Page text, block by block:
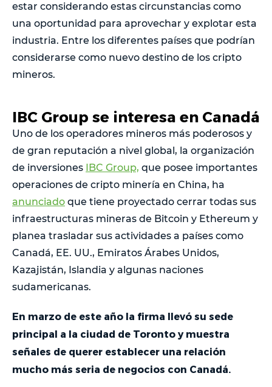
estar considerando estas circunstancias como
una oportunidad para aprovechar y explotar esta
industria. Entre los diferentes países que podrían
considerarse como nuevo destino de los cripto
mineros.
IBC Group se interesa en Canadá
Uno de los operadores mineros más poderosos y
de gran reputación a nivel global, la organización
de inversiones IBC Group, que posee importantes
operaciones de cripto minería en China, ha
anunciado que tiene proyectado cerrar todas sus
infraestructuras mineras de Bitcoin y Ethereum y
planea trasladar sus actividades a países como
Canadá, EE. UU., Emiratos Árabes Unidos,
Kazajistán, Islandia y algunas naciones
sudamericanas.
En marzo de este año la firma llevó su sede
principal a la ciudad de Toronto y muestra
señales de querer establecer una relación
mucho más seria de negocios con Canadá.